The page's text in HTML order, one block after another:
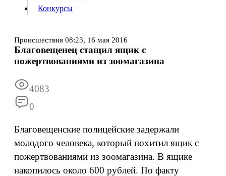
Информация
Конкурсы
Происшествия 08:23, 16 мая 2016
Благовещенец стащил ящик с
пожертвованиями из зоомагазина
4083
0
Благовещенские полицейские задержали
молодого человека, который похитил ящик с
пожертвованиями из зоомагазина. В ящике
накопилось около 600 рублей. По факту